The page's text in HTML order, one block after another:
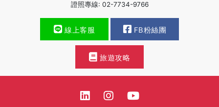
證照專線: 02-7734-9766
線上客服 FB粉絲團
旅遊攻略